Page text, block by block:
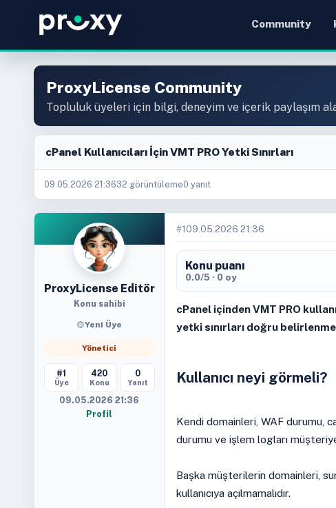
Community
ProxyLicense Community
Topluluk üyeleri için bilgi, deneyim ve içerik paylaşım
cPanel Kullanıcıları İçin VMT PRO Yetki Sınırları
09.05.2026 21:3632 görüntüleme0 yanıt
ProxyLicense Editör
Konu sahibi
Yeni Üye
Yönetici
#1
Üye
420
Konu
0
Yanıt
09.05.2026 21:36
Profil
#1 09.05.2026 21:36
Konu puanı
0.0/5 · 0 oy
cPanel içinden VMT PRO
yetki sınırları doğru
Kullanıcı neyi görmeli?
Kendi domainleri, WAF durumu,
durumu ve işlem logları
Başka müşterilerin domainleri,
kullanıcıya açılmamalıdır.